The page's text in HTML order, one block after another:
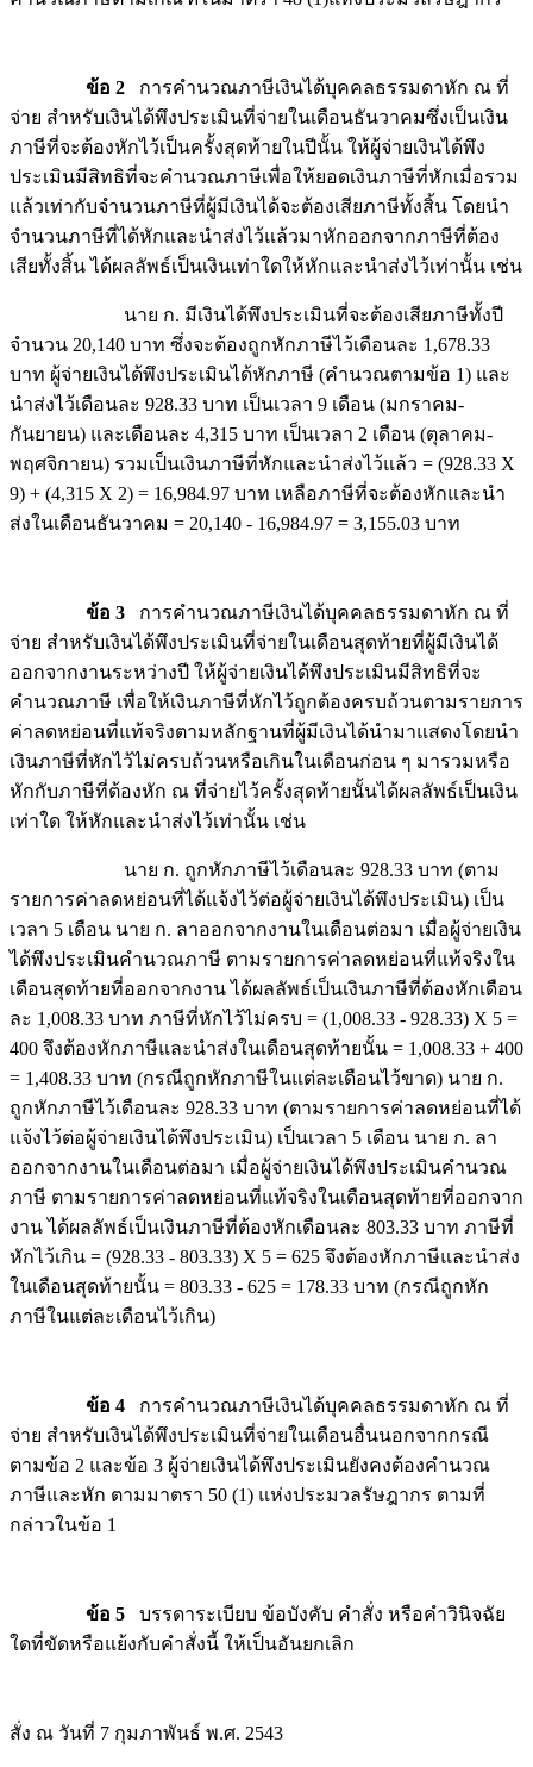
ข้อ 2
การคำนวณภาษีเงินได้บุคคลธรรมดาหัก ณ ที่
จ่าย สำหรับเงินได้พึงประเมินที่จ่ายในเดือนธันวาคมซึ่งเป็นเงิน
ภาษีที่จะต้องหักไว้เป็นครั้งสุดท้ายในปีนั้น ให้ผู้จ่ายเงินได้พึง
ประเมินมีสิทธิที่จะคำนวณภาษีเพื่อให้ยอดเงินภาษีที่หักเมื่อรวม
แล้วเท่ากับจำนวนภาษีที่ผู้มีเงินได้จะต้องเสียภาษีทั้งสิ้น โดยนำ
จำนวนภาษีที่ได้หักและนำส่งไว้แล้วมาหักออกจากภาษีที่ต้อง
เสียทั้งสิ้น ได้ผลลัพธ์เป็นเงินเท่าใดให้หักและนำส่งไว้เท่านั้น เช่น
นาย ก. มีเงินได้พึงประเมินที่จะต้องเสียภาษีทั้งปี
จำนวน 20,140 บาท ซึ่งจะต้องถูกหักภาษีไว้เดือนละ 1,678.33
บาท ผู้จ่ายเงินได้พึงประเมินได้หักภาษี (คำนวณตามข้อ 1) และ
นำส่งไว้เดือนละ 928.33 บาท เป็นเวลา 9 เดือน (มกราคม-
กันยายน) และเดือนละ 4,315 บาท เป็นเวลา 2 เดือน (ตุลาคม-
พฤศจิกายน) รวมเป็นเงินภาษีที่หักและนำส่งไว้แล้ว = (928.33 X
9) + (4,315 X 2) = 16,984.97 บาท เหลือภาษีที่จะต้องหักและนำ
ส่งในเดือนธันวาคม = 20,140 - 16,984.97 = 3,155.03 บาท
ข้อ 3
การคำนวณภาษีเงินได้บุคคลธรรมดาหัก ณ ที่
จ่าย สำหรับเงินได้พึงประเมินที่จ่ายในเดือนสุดท้ายที่ผู้มีเงินได้
ออกจากงานระหว่างปี ให้ผู้จ่ายเงินได้พึงประเมินมีสิทธิที่จะ
คำนวณภาษี เพื่อให้เงินภาษีที่หักไว้ถูกต้องครบถ้วนตามรายการ
ค่าลดหย่อนที่แท้จริงตามหลักฐานที่ผู้มีเงินได้นำมาแสดงโดยนำ
เงินภาษีที่หักไว้ไม่ครบถ้วนหรือเกินในเดือนก่อน ๆ มารวมหรือ
หักกับภาษีที่ต้องหัก ณ ที่จ่ายไว้ครั้งสุดท้ายนั้นได้ผลลัพธ์เป็นเงิน
เท่าใด ให้หักและนำส่งไว้เท่านั้น เช่น
นาย ก. ถูกหักภาษีไว้เดือนละ 928.33 บาท (ตาม
รายการค่าลดหย่อนที่ได้แจ้งไว้ต่อผู้จ่ายเงินได้พึงประเมิน) เป็น
เวลา 5 เดือน นาย ก. ลาออกจากงานในเดือนต่อมา เมื่อผู้จ่ายเงิน
ได้พึงประเมินคำนวณภาษี ตามรายการค่าลดหย่อนที่แท้จริงใน
เดือนสุดท้ายที่ออกจากงาน ได้ผลลัพธ์เป็นเงินภาษีที่ต้องหักเดือน
ละ 1,008.33 บาท ภาษีที่หักไว้ไม่ครบ = (1,008.33 - 928.33) X 5 =
400 จึงต้องหักภาษีและนำส่งในเดือนสุดท้ายนั้น = 1,008.33 + 400
= 1,408.33 บาท (กรณีถูกหักภาษีในแต่ละเดือนไว้ขาด) นาย ก.
ถูกหักภาษีไว้เดือนละ 928.33 บาท (ตามรายการค่าลดหย่อนที่ได้
แจ้งไว้ต่อผู้จ่ายเงินได้พึงประเมิน) เป็นเวลา 5 เดือน นาย ก. ลา
ออกจากงานในเดือนต่อมา เมื่อผู้จ่ายเงินได้พึงประเมินคำนวณ
ภาษี ตามรายการค่าลดหย่อนที่แท้จริงในเดือนสุดท้ายที่ออกจาก
งาน ได้ผลลัพธ์เป็นเงินภาษีที่ต้องหักเดือนละ 803.33 บาท ภาษีที่
หักไว้เกิน = (928.33 - 803.33) X 5 = 625 จึงต้องหักภาษีและนำส่ง
ในเดือนสุดท้ายนั้น = 803.33 - 625 = 178.33 บาท (กรณีถูกหัก
ภาษีในแต่ละเดือนไว้เกิน)
ข้อ 4
การคำนวณภาษีเงินได้บุคคลธรรมดาหัก ณ ที่
จ่าย สำหรับเงินได้พึงประเมินที่จ่ายในเดือนอื่นนอกจากกรณี
ตามข้อ 2 และข้อ 3 ผู้จ่ายเงินได้พึงประเมินยังคงต้องคำนวณ
ภาษีและหัก ตามมาตรา 50 (1) แห่งประมวลรัษฎากร ตามที่
กล่าวในข้อ 1
ข้อ 5
บรรดาระเบียบ ข้อบังคับ คำสั่ง หรือคำวินิจฉัย
ใดที่ขัดหรือแย้งกับคำสั่งนี้ ให้เป็นอันยกเลิก
สั่ง ณ วันที่ 7 กุมภาพันธ์ พ.ศ. 2543